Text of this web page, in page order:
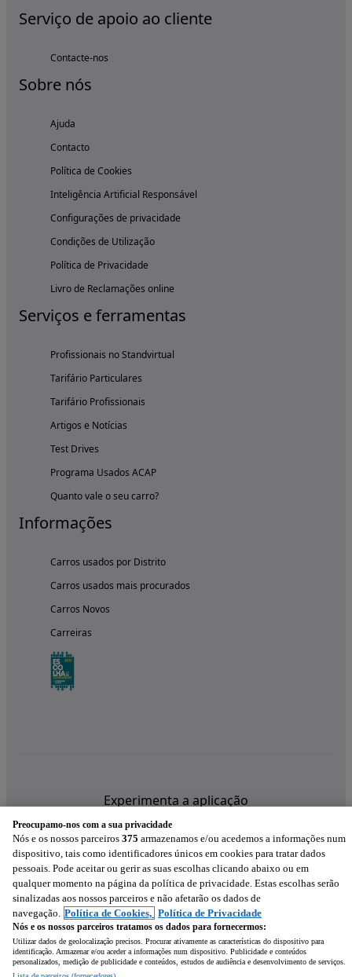
Serviço de apoio ao cliente
Contacte-nos
Sobre nós
Ajuda
Contacto
Política de Cookies
Inteligência Artificial Responsável
Configurações de privacidade
Condições de Utilização
Política de Privacidade
Livro de Reclamações online
Serviços e ferramentas
Profissionais no Standvirtual
Tarifário Particulares
Tarifário Profissionais
Artigos e Notícias
Test Drives
Programa Usados ACAP
Quanto vale o seu carro?
Informações
Carros usados por Distrito
Carros usados mais procurados
Carros Novos
Carreiras
Experimenta a aplicação
Preocupamo-nos com a sua privacidade
Nós e os nossos parceiros 375 armazenamos e/ou acedemos a informações num
dispositivo, tais como identificadores únicos em cookies para tratar dados
pessoais. Pode aceitar ou gerir as suas escolhas clicando abaixo ou em
qualquer momento na página da política de privacidade. Estas escolhas serão
sinalizadas aos nossos parceiros e não afetarão os dados de
navegação. Política de Cookies, Política de Privacidade
Nós e os nossos parceiros tratamos os dados para fornecermos:
Utilizar dados de geolocalização precisos. Procurar ativamente as características do dispositivo para
identificação. Armazenar e/ou aceder a informações num dispositivo. Publicidade e conteúdos
personalizados, medição de publicidade e conteúdos, estudos de audiência e desenvolvimento de serviços.